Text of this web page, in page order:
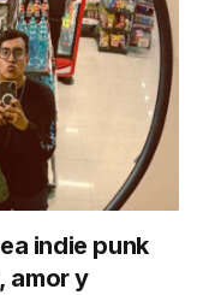
indie punk
amor y